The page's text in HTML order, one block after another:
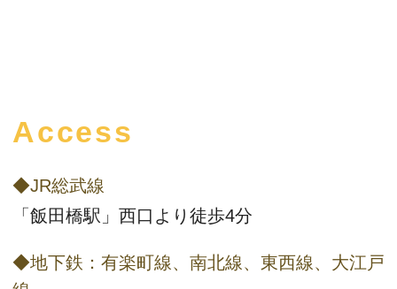
Access
◆JR総武線
「飯田橋駅」西口より徒歩4分
◆地下鉄：有楽町線、南北線、東西線、大江戸